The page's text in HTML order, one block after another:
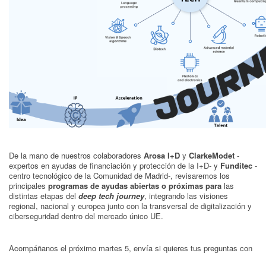
De la mano de nuestros colaboradores Arosa I+D y ClarkeModet -
expertos en ayudas de financiación y protección de la I+D- y Funditec -
centro tecnológico de la Comunidad de Madrid-, revisaremos los
principales programas de ayudas abiertas o próximas para las
distintas etapas del deep tech journey, integrando las visiones
regional, nacional y europea junto con la transversal de digitalización y
ciberseguridad dentro del mercado único UE.
Acompáñanos el próximo martes 5, envía si quieres tus preguntas con